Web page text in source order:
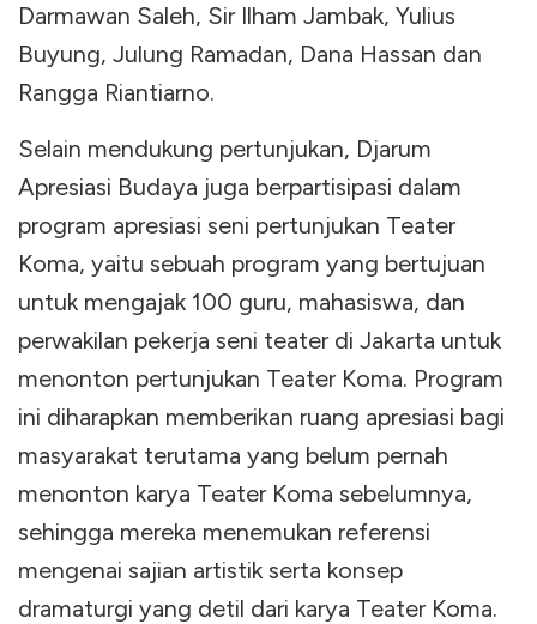
Darmawan Saleh, Sir Ilham Jambak, Yulius
Buyung, Julung Ramadan, Dana Hassan dan
Rangga Riantiarno.
Selain mendukung pertunjukan, Djarum
Apresiasi Budaya juga berpartisipasi dalam
program apresiasi seni pertunjukan Teater
Koma, yaitu sebuah program yang bertujuan
untuk mengajak 100 guru, mahasiswa, dan
perwakilan pekerja seni teater di Jakarta untuk
menonton pertunjukan Teater Koma. Program
ini diharapkan memberikan ruang apresiasi bagi
masyarakat terutama yang belum pernah
menonton karya Teater Koma sebelumnya,
sehingga mereka menemukan referensi
mengenai sajian artistik serta konsep
dramaturgi yang detil dari karya Teater Koma.